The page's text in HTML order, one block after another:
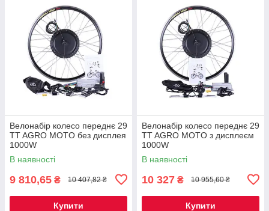
Велонабір колесо переднє 29
TT AGRO MOTO без дисплея
1000W
В наявності
9 810,65 ₴ 10 407,82 ₴
Купити
Велонабір колесо переднє 29
TT AGRO MOTO з дисплеєм
1000W
В наявності
10 327 ₴ 10 955,60 ₴
Купити